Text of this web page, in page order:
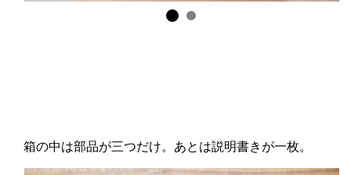
箱の中は部品が三つだけ。あとは説明書きが一枚。